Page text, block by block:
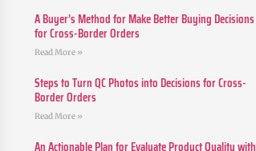
A Buyer’s Method for Make Better Buying Decisions
for Cross-Border Orders
Read More »
Steps to Turn QC Photos into Decisions for Cross-
Border Orders
Read More »
An Actionable Plan for Evaluate Product Quality with